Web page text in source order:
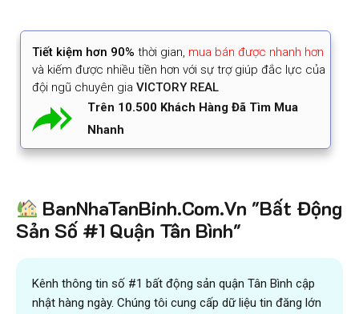
Tiết kiệm hơn 90% thời gian, mua bán được nhanh hơn
và kiếm được nhiều tiền hơn với sự trợ giúp đắc lực của
đội ngũ chuyên gia VICTORY REAL
Trên 10.500 Khách Hàng Đã Tìm Mua
Nhanh
BanNhaTanBinh.Com.Vn "Bất Động
Sản Số #1 Quận Tân Bình"
Kênh thông tin số #1 bất động sản quận Tân Bình cập
nhật hàng ngày. Chúng tôi cung cấp dữ liệu tin đăng lớn